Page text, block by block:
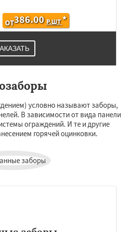
ОТ386.00 Р.ШТ*
условно называют заборы,
В зависимости от вида панели
ограждений. И те и другие
горячей оцинковки.